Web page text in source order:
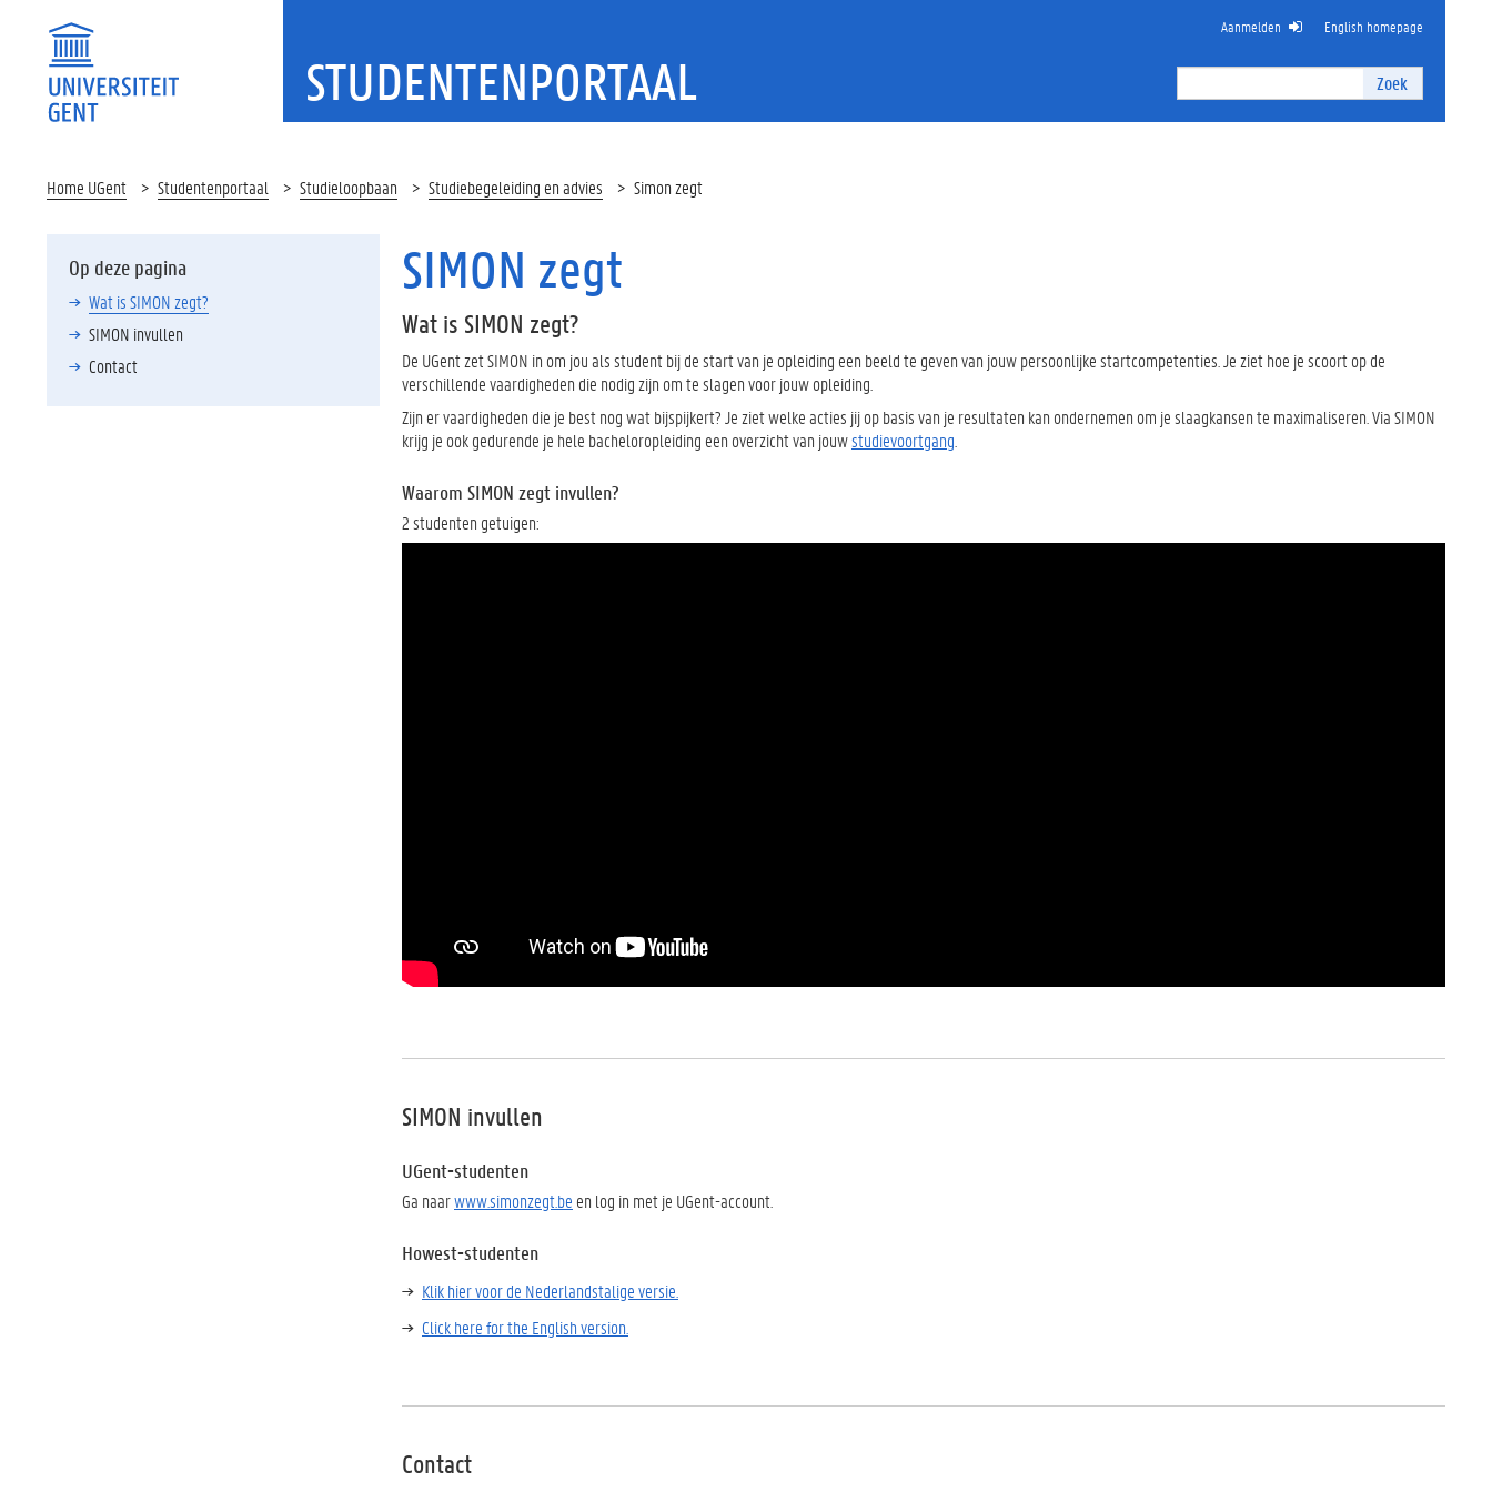
Zoek
Zoek
n
Aanmelden English homepage
STUDENTENPORTAAL
Home UGent Studentenportaal Studieloopbaan Studiebegeleiding en advies Simon zegt
Op deze pagina
Wat is SIMON zegt?
SIMON invullen
Contact
SIMON zegt
Wat is SIMON zegt?
De UGent zet SIMON in om jou als student bij de start van je opleiding een beeld te geven van jouw persoonlijke startcompetenties. Je ziet hoe je scoort op de
verschillende vaardigheden die nodig zijn om te slagen voor jouw opleiding.
Zijn er vaardigheden die je best nog wat bijspijkert? Je ziet welke acties jij op basis van je resultaten kan ondernemen om je slaagkansen te maximaliseren. Via SIMON
krijg je ook gedurende je hele bacheloropleiding een overzicht van jouwstudievoortgang
Waarom SIMON zegt invullen?
2 studenten getuigen:
SIMON invullen
UGent-studenten
Ga naarwww.simonzegt.be en log in met je UGent-account.
Howest-studenten
Klik hier voor de Nederlandstalige versie.
Click here for the English version.
Contact